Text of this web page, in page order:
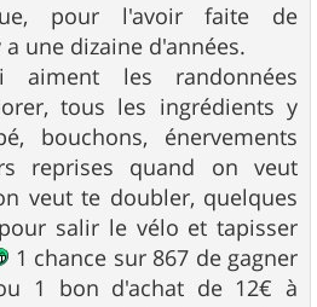
pour l'avoir faite de
une dizaine d'années.
aiment les randonnées
tous les ingrédients y
bouchons, énervements
reprises quand on veut
veut te doubler, quelques
salir le vélo et tapisser
1 chance sur 867 de gagner
1 bon d'achat de 12€ à